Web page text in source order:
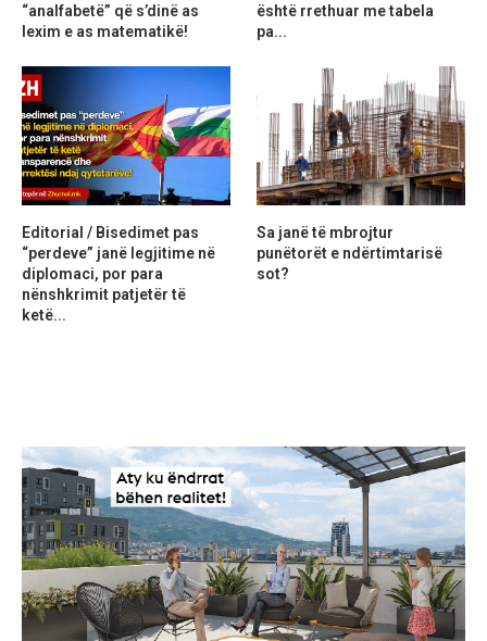
“analfabetë” që s’dinë as
lexim e as matematikë!
është rrethuar me tabela
pa...
Editorial / Bisedimet pas
“perdeve” janë legjitime në
diplomaci, por para
nënshkrimit patjetër të
ketë...
Sa janë të mbrojtur
punëtorët e ndërtimtarisë
sot?